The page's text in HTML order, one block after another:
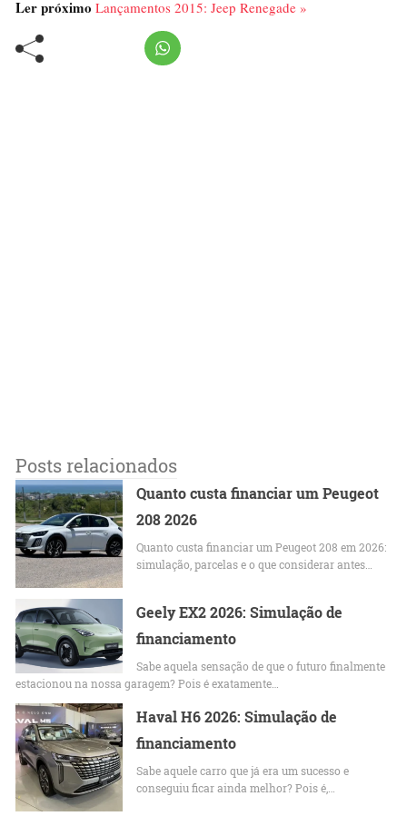
Ler próximo Lançamentos 2015: Jeep Renegade »
Posts relacionados
Quanto custa financiar um Peugeot
208 2026
Quanto custa financiar um Peugeot 208 em 2026:
simulação, parcelas e o que considerar antes…
Geely EX2 2026: Simulação de
financiamento
Sabe aquela sensação de que o futuro finalmente
estacionou na nossa garagem? Pois é exatamente…
Haval H6 2026: Simulação de
financiamento
Sabe aquele carro que já era um sucesso e
conseguiu ficar ainda melhor? Pois é,…